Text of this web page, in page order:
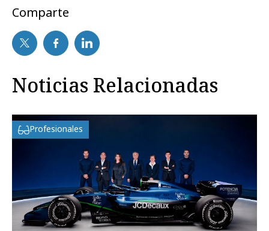
Comparte
Noticias Relacionadas
Profesionales